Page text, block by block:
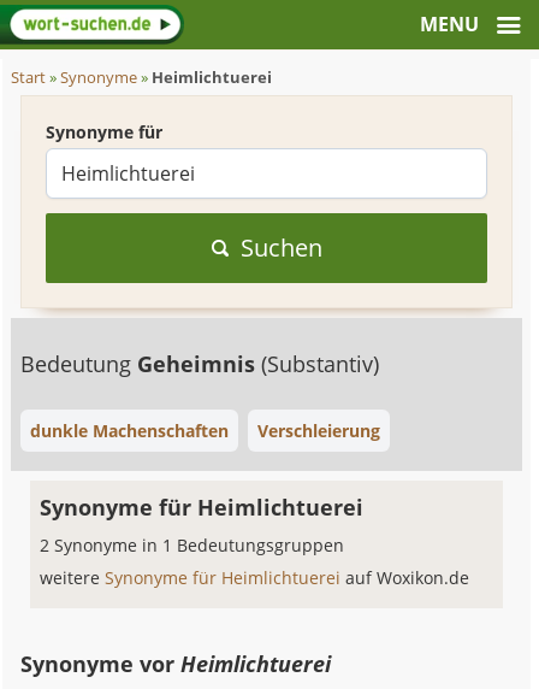
Start»Synonyme» Heimlichtuerei
Synonyme für
Suchen
Bedeutung Geheimnis(Substantiv)
dunkle Machenschaften Verschleierung
Synonyme für Heimlichtuerei
2 Synonyme in 1 Bedeutungsgruppen
weitereSynonyme für Heimlichtuereiauf Woxikon.de
Synonyme vorHeimlichtuerei